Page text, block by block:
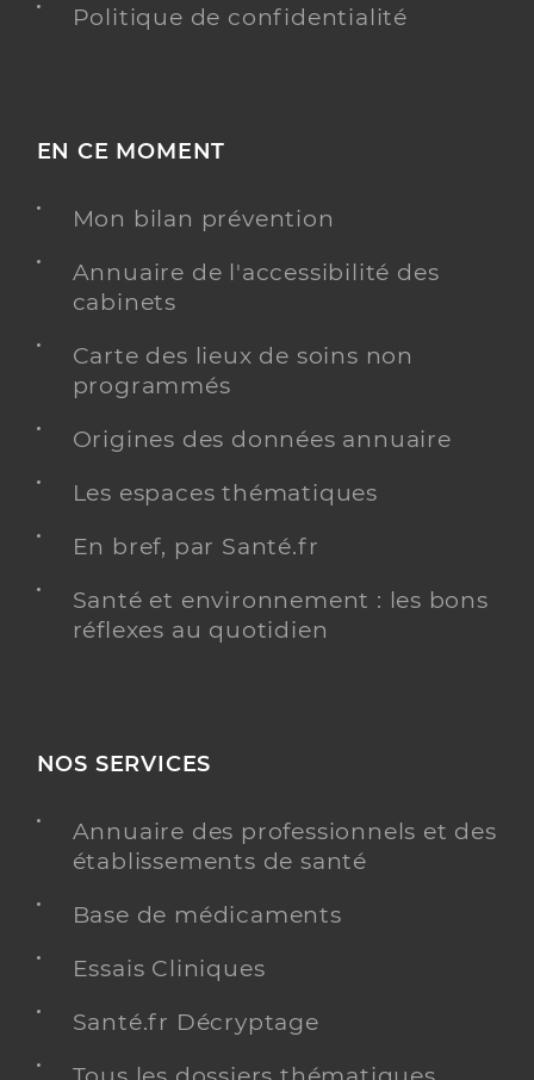
Politique de confidentialité
EN CE MOMENT
Mon bilan prévention
Annuaire de l'accessibilité des
cabinets
Carte des lieux de soins non
programmés
Origines des données annuaire
Les espaces thématiques
En bref, par Santé.fr
Santé et environnement : les bons
réflexes au quotidien
NOS SERVICES
Annuaire des professionnels et des
établissements de santé
Base de médicaments
Essais Cliniques
Santé.fr Décryptage